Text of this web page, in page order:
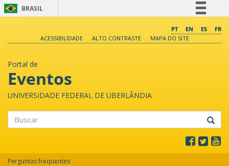
BRASIL
Comunica BR
PT EN ES
FR
ACESSIBILIDADE
ALTO CONTRASTE MAPA DO SITE
Portal de
Eventos
UNIVERSIDADE FEDERAL DE UBERLÂNDIA
Perguntas frequentes